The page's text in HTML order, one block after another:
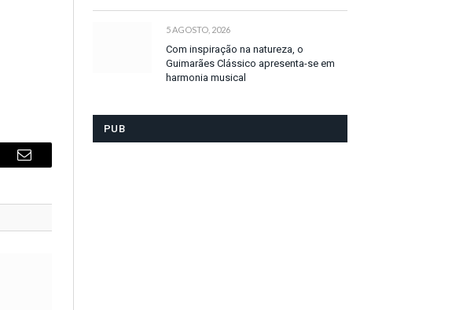
Email
5 AGOSTO, 2026
Com inspiração na natureza, o
Guimarães Clássico apresenta-se em
harmonia musical
PUB